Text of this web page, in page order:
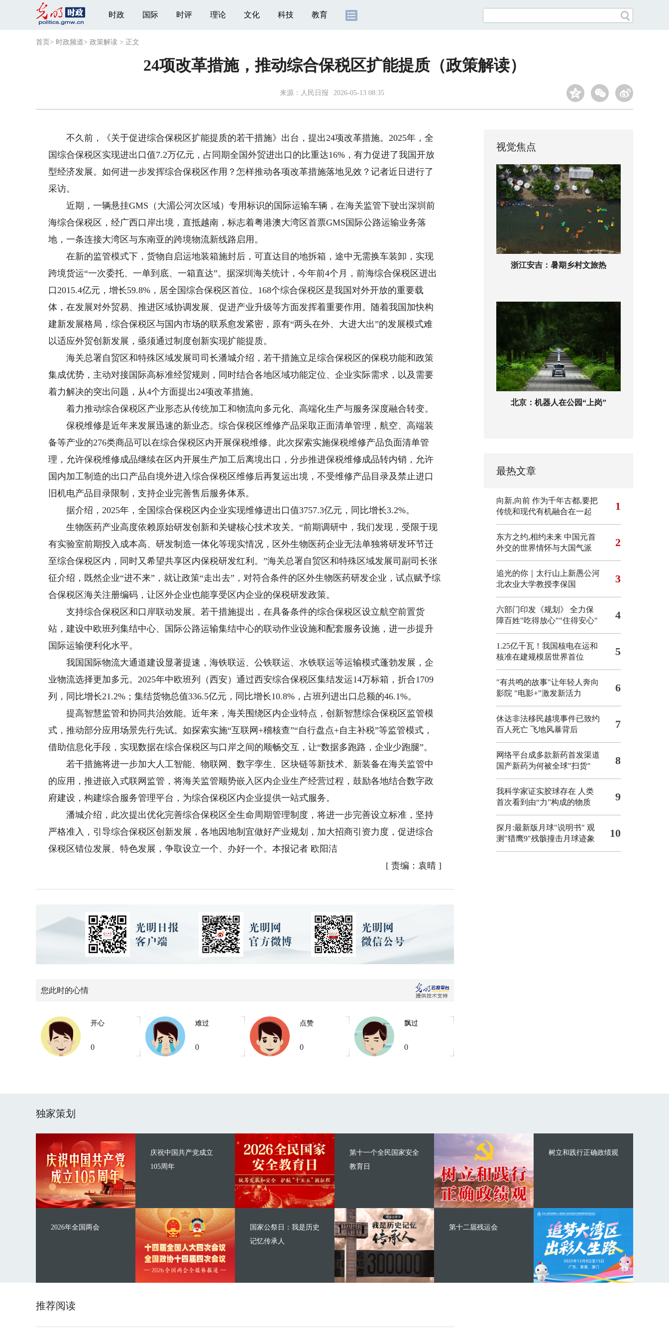
时政 国际 时评 理论 文化 科技 教育
首页 > 时政频道> 政策解读 > 正文
24项改革措施，推动综合保税区扩能提质（政策解读）
来源： 人民日报 2026-05-13 08:35
不久前，《关于促进综合保税区扩能提质的若干措施》出台，提出24项改革措施。2025年，全
国综合保税区实现进出口值7.2万亿元，占同期全国外贸进出口的比重达16%，有力促进了我国开放
型经济发展。如何进一步发挥综合保税区作用？怎样推动各项改革措施落地见效？记者近日进行了
采访。
近期，一辆悬挂GMS（大湄公河次区域）专用标识的国际运输车辆，在海关监管下驶出深圳前
海综合保税区，经广西口岸出境，直抵越南，标志着粤港澳大湾区首票GMS国际公路运输业务落
地，一条连接大湾区与东南亚的跨境物流新线路启用。
在新的监管模式下，货物自启运地装箱施封后，可直达目的地拆箱，途中无需换车装卸，实现
跨境货运“一次委托、一单到底、一箱直达”。据深圳海关统计，今年前4个月，前海综合保税区进出
口2015.4亿元，增长59.8%，居全国综合保税区首位。168个综合保税区是我国对外开放的重要载
体，在发展对外贸易、推进区域协调发展、促进产业升级等方面发挥着重要作用。随着我国加快构
建新发展格局，综合保税区与国内市场的联系愈发紧密，原有“两头在外、大进大出”的发展模式难
以适应外贸创新发展，亟须通过制度创新实现扩能提质。
海关总署自贸区和特殊区域发展司司长潘城介绍，若干措施立足综合保税区的保税功能和政策
集成优势，主动对接国际高标准经贸规则，同时结合各地区域功能定位、企业实际需求，以及需要
着力解决的突出问题，从4个方面提出24项改革措施。
着力推动综合保税区产业形态从传统加工和物流向多元化、高端化生产与服务深度融合转变。
保税维修是近年来发展迅速的新业态。综合保税区维修产品采取正面清单管理，航空、高端装
备等产业的276类商品可以在综合保税区内开展保税维修。此次探索实施保税维修产品负面清单管
理，允许保税维修成品继续在区内开展生产加工后离境出口，分步推进保税维修成品转内销，允许
国内加工制造的出口产品自境外进入综合保税区维修后再复运出境，不受维修产品目录及禁止进口
旧机电产品目录限制，支持企业完善售后服务体系。
据介绍，2025年，全国综合保税区内企业实现维修进出口值3757.3亿元，同比增长3.2%。
生物医药产业高度依赖原始研发创新和关键核心技术攻关。“前期调研中，我们发现，受限于现
有实验室前期投入成本高、研发制造一体化等现实情况，区外生物医药企业无法单独将研发环节迁
至综合保税区内，同时又希望共享区内保税研发红利。”海关总署自贸区和特殊区域发展司副司长张
征介绍，既然企业“进不来”，就让政策“走出去”，对符合条件的区外生物医药研发企业，试点赋予综
合保税区海关注册编码，让区外企业也能享受区内企业的保税研发政策。
支持综合保税区和口岸联动发展。若干措施提出，在具备条件的综合保税区设立航空前置货
站，建设中欧班列集结中心、国际公路运输集结中心的联动作业设施和配套服务设施，进一步提升
国际运输便利化水平。
我国国际物流大通道建设显著提速，海铁联运、公铁联运、水铁联运等运输模式蓬勃发展，企
业物流选择更加多元。2025年中欧班列（西安）通过西安综合保税区集结发运14万标箱，折合1709
列，同比增长21.2%；集结货物总值336.5亿元，同比增长10.8%，占班列进出口总额的46.1%。
提高智慧监管和协同共治效能。近年来，海关围绕区内企业特点，创新智慧综合保税区监管模
式，推动部分应用场景先行先试。如探索实施“互联网+稽核查”“自行盘点+自主补税”等监管模式，
借助信息化手段，实现数据在综合保税区与口岸之间的顺畅交互，让“数据多跑路，企业少跑腿”。
若干措施将进一步加大人工智能、物联网、数字孪生、区块链等新技术、新装备在海关监管中
的应用，推进嵌入式联网监管，将海关监管顺势嵌入区内企业生产经营过程，鼓励各地结合数字政
府建设，构建综合服务管理平台，为综合保税区内企业提供一站式服务。
潘城介绍，此次提出优化完善综合保税区全生命周期管理制度，将进一步完善设立标准，坚持
严格准入，引导综合保税区创新发展，各地因地制宜做好产业规划，加大招商引资力度，促进综合
保税区错位发展、特色发展，争取设立一个、办好一个。本报记者 欧阳洁
[ 责编：袁晴 ]
您此时的心情
开心
0
难过
0
点赞
0
飘过
0
视觉焦点
浙江安吉：暑期乡村文旅热
北京：机器人在公园“上岗”
最热文章
向新,向前 作为千年古都,要把
传统和现代有机融合在一起
1
东方之约,相约未来 中国元首
外交的世界情怀与大国气派
2
追光的你｜太行山上新愚公河
北农业大学教授李保国
3
六部门印发《规划》 全力保
障百姓"吃得放心""住得安心"
4
1.25亿千瓦！我国核电在运和
核准在建规模居世界首位
5
"有共鸣的故事"让年轻人奔向
影院 "电影+"激发新活力 6
休达非法移民越境事件已致约
百人死亡 飞地风暴背后 7
网络平台成多款新药首发渠道
国产新药为何被全球"扫货"
8
我科学家证实胶球存在 人类
首次看到由“力”构成的物质
9
探月:最新版月球"说明书" 观
测"猎鹰9"残骸撞击月球迹象
10
独家策划
庆祝中国共产党成立
105周年
2026年全国两会
第十一个全民国家安全
教育日
国家公祭日：我是历史
记忆传承人
树立和践行正确政绩观
第十二届残运会
推荐阅读